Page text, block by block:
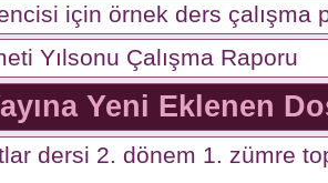
için örnek ders çalışma
Yılsonu Çalışma Raporu
Yeni Eklenen
dersi 2. dönem 1. zümre